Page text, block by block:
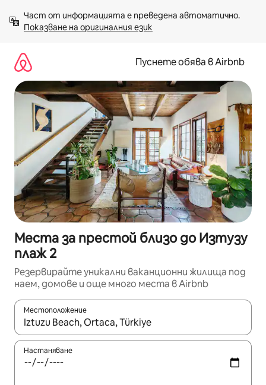
към
съдържанието
Показване на оригиналния език
Пуснете обява в Airbnb
Места за престой близо до Изтузу
плаж 2
Резервирайте уникални ваканционни жилища под
наем, домове и още много места в Airbnb
Местоположение
Когато резултатите се покажат, използвайте
Настаняване